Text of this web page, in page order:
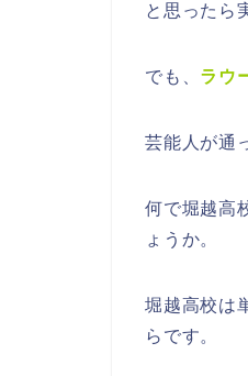
と思ったら
でも、 ラウ
芸能人が通
何で堀越高
ょうか。
堀越高校は
らです。